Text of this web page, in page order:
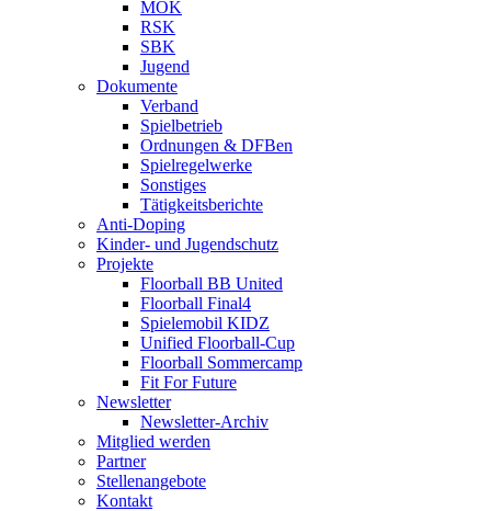
MÖK
RSK
SBK
Jugend
Dokumente
Verband
Spielbetrieb
Ordnungen & DFBen
Spielregelwerke
Sonstiges
Tätigkeitsberichte
Anti-Doping
Kinder- und Jugendschutz
Projekte
Floorball BB United
Floorball Final4
Spielemobil KIDZ
Unified Floorball-Cup
Floorball Sommercamp
Fit For Future
Newsletter
Newsletter-Archiv
Mitglied werden
Partner
Stellenangebote
Kontakt